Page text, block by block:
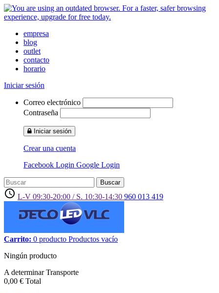
empresa
blog
outlet
contacto
horario
Iniciar sesión
Correo electrónico
Contraseña
Iniciar sesión
Crear una cuenta
Facebook Login Google Login
Buscar
access_time L-V 09:30-20:00 / S. 10:30-14:30 960 013 419
Carrito: 0 producto Productos vacío
Ningún producto
A determinarTransporte
0,00 € Total